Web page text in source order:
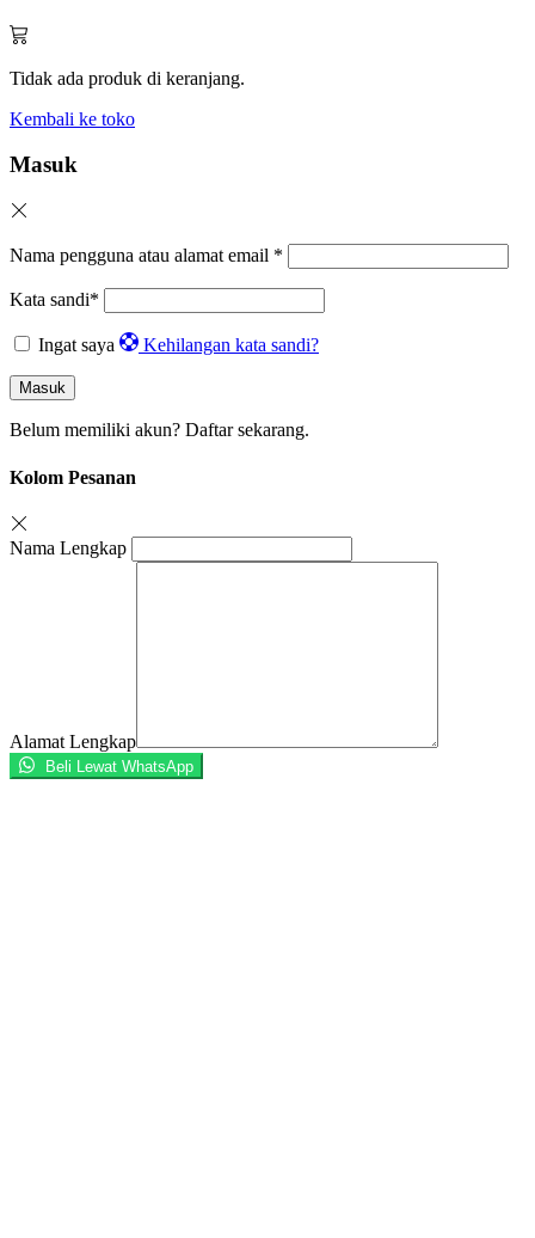
Tidak ada produk di keranjang.
Kembali ke toko
Masuk
Nama pengguna atau alamat email *
Kata sandi*
Ingat saya Kehilangan kata sandi?
Masuk
Belum memiliki akun? Daftar sekarang.
Kolom Pesanan
Nama Lengkap
Alamat Lengkap
Beli Lewat WhatsApp